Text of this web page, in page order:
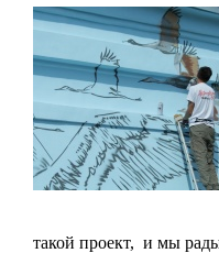
такой проект, и мы